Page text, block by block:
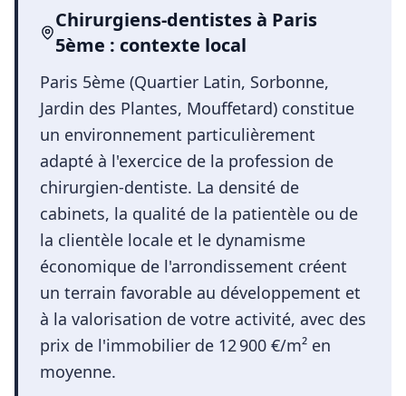
Chirurgiens-dentistesà Paris
5ème : contexte local
Paris 5ème (Quartier Latin, Sorbonne,
Jardin des Plantes, Mouffetard) constitue
un environnement particulièrement
adapté à l'exercice de la profession de
chirurgien-dentiste. La densité de
cabinets, la qualité de la patientèle ou de
la clientèle locale et le dynamisme
économique de l'arrondissement créent
un terrain favorable au développement et
à la valorisation de votre activité, avec des
prix de l'immobilier de 12 900 €/m² en
moyenne.